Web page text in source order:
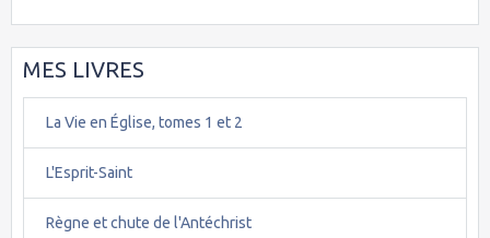
MES LIVRES
La Vie en Église, tomes 1 et 2
L'Esprit-Saint
Règne et chute de l'Antéchrist